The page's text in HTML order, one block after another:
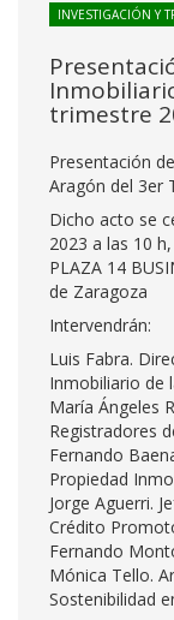
INVESTIGACIÓN Y
trimestre
Presentación
Aragón del 3er
Dicho acto se
2023 a las 10
PLAZA 14
de Zaragoza
Intervendrán:
Luis Fabra.
Inmobiliario de
María Ángeles
Registradores
Fernando
Propiedad
Jorge Aguerri.
Crédito
Fernando
Mónica Tello.
Sostenibilidad